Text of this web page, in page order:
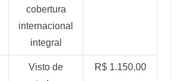
cobertura
internacional
integral
Visto de
R$ 1.150,00